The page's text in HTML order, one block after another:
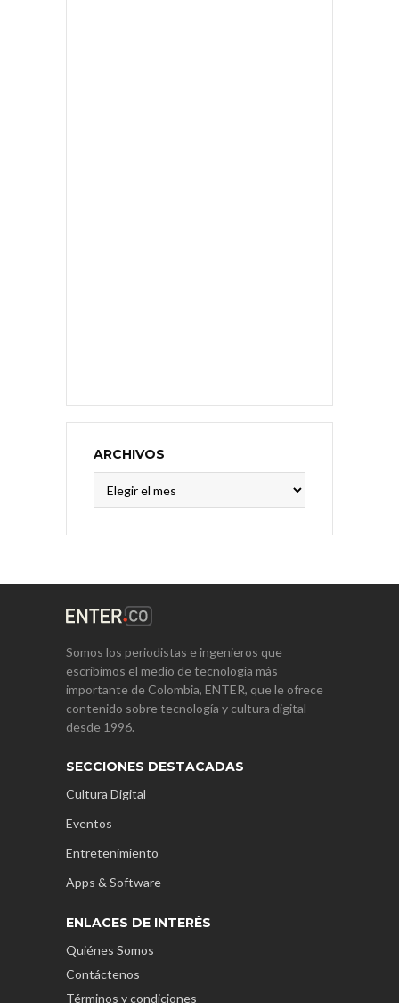
ARCHIVOS
Somos los periodistas e ingenieros que
escribimos el medio de tecnología más
importante de Colombia, ENTER, que le ofrece
contenido sobre tecnología y cultura digital
desde 1996.
SECCIONES DESTACADAS
Cultura Digital
Eventos
Entretenimiento
Apps & Software
ENLACES DE INTERÉS
Quiénes Somos
Contáctenos
Términos y condiciones